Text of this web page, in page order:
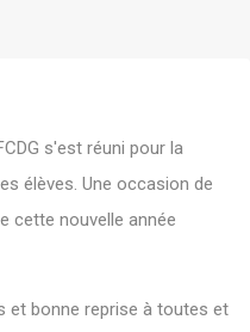
s'est réuni pour la
élèves. Une occasion de
cette nouvelle année
et bonne reprise à toutes et